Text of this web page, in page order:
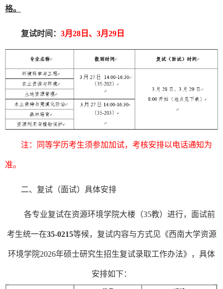
格。
复试时间： 3月 28 日、 3月 29 日
注：同等学历考生须参加加试，考核安排以电话通知为
准。
二、复试（面试）具体安排
各专业复试在资源环境学院大楼（35教）进行，面试前
考生统一在35-0215等候，复试内容与方式见《西南大学资源
环境学院2026年硕士研究生招生复试录取工作办法》，具体
安排如下：